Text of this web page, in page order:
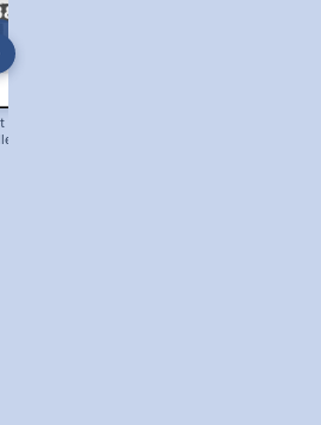
Sprache